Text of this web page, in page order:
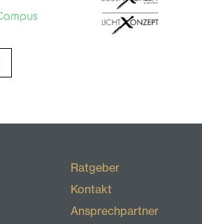
Ratgeber
Kontakt
Ansprechpartner